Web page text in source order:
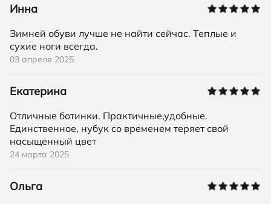
Инна
Зимней обуви лучше не найти сейчас. Теплые и
сухие ноги всегда.
03 апреля 2025
Екатерина
Отличные ботинки. Практичные,удобные.
Единственное, нубук со временем теряет свой
насыщенный цвет
24 марта 2025
Ольга